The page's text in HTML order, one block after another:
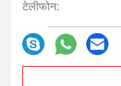
टेलीफोन: